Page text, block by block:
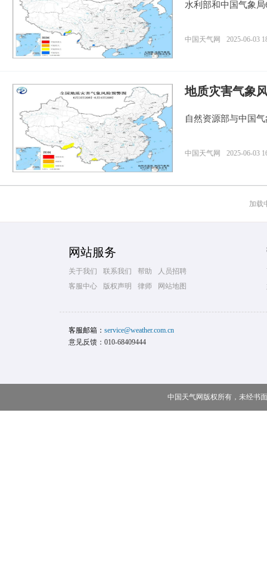
水利部和中国气象
中国天气网 2025-06-03
地质灾害气象
自然资源部与中国
中国天气网 2025-06-03
加载
网站服务
关于我们 联系我们 帮助
人员招聘
客服中心
版权声明 律师 网站地图
客服邮箱： service@weather.com.cn
意见反馈：010-68409444
中国天气网版权所有，未经